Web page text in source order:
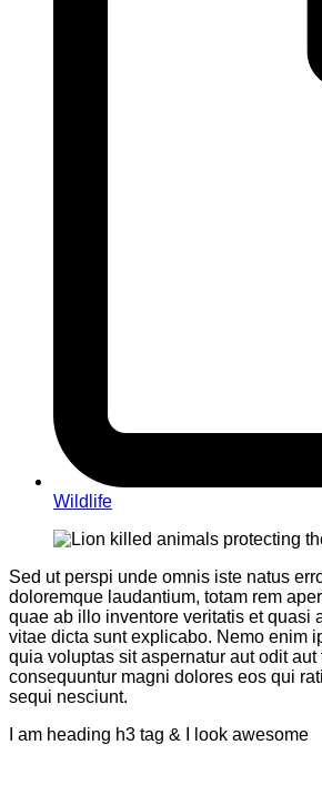
Wildlife
Sed ut perspi unde omnis iste natus
doloremque laudantium, totam rem
quae ab illo inventore veritatis et quasi
vitae dicta sunt explicabo. Nemo enim
quia voluptas sit aspernatur aut odit aut
consequuntur magni dolores eos qui
sequi nesciunt.
I am heading h3 tag & I look awesome